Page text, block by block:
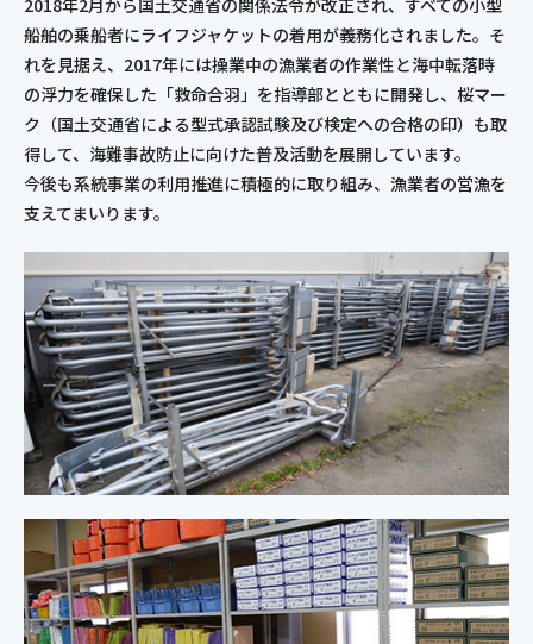
2018年2月から国土交通省の関係法令が改正され、すべての小型
船舶の乗船者にライフジャケットの着用が義務化されました。そ
れを見据え、2017年には操業中の漁業者の作業性と海中転落時
の浮力を確保した「救命合羽」を指導部とともに開発し、桜マー
ク（国土交通省による型式承認試験及び検定への合格の印）も取
得して、海難事故防止に向けた普及活動を展開しています。
今後も系統事業の利用推進に積極的に取り組み、漁業者の営漁を
支えてまいります。